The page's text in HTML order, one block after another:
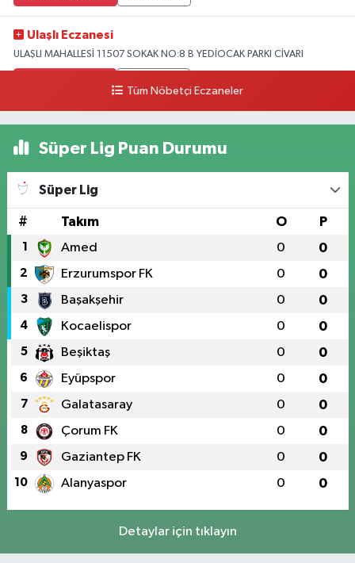
Ulaşlı Eczanesi
ULAŞLI MAHALLESİ 11507 SOKAK NO:8 B YEDİOCAK PARKI CİVARI
Tüm Nöbetçi Eczaneler
Süper Lig Puan Durumu
Süper Lig
# Takım O P
1 Amed 0 0
2 Erzurumspor FK 0 0
3 Başakşehir 0 0
4 Kocaelispor 0 0
5 Beşiktaş 0 0
6 Eyüpspor 0 0
7 Galatasaray 0 0
8 Çorum FK 0 0
9 Gaziantep FK 0 0
10 Alanyaspor 0 0
Detaylar için tıklayın